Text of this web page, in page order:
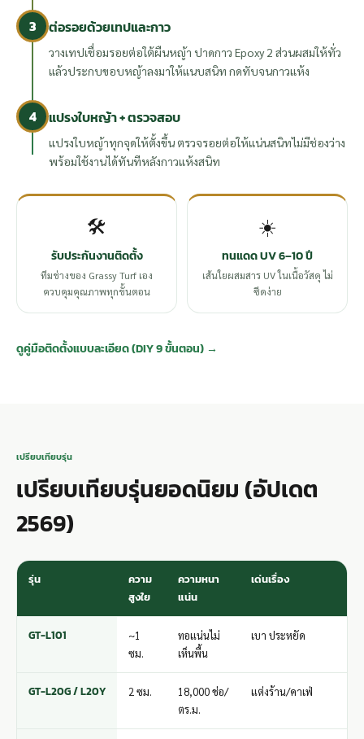
3 ต่อรอยด้วยเทปและกาว
วางเทปเชื่อมรอยต่อใต้ผืนหญ้า ปาดกาว Epoxy 2 ส่วนผสมให้ทั่ว
แล้วประกบขอบหญ้าลงมาให้แนบสนิท กดทับจนกาวแห้ง
4 แปรงใบหญ้า + ตรวจสอบ
แปรงใบหญ้าทุกจุดให้ตั้งขึ้น ตรวจรอยต่อให้แน่นสนิทไม่มีช่องว่าง
พร้อมใช้งานได้ทันทีหลังกาวแห้งสนิท
🛠️
รับประกันงานติดตั้ง
ทีมช่างของ Grassy Turf เอง
ควบคุมคุณภาพทุกขั้นตอน
☀️
ทนแดด UV 6–10 ปี
เส้นใยผสมสาร UV ในเนื้อวัสดุ ไม่
ซีดง่าย
ดูคู่มือติดตั้งแบบละเอียด (DIY 9 ขั้นตอน) →
เปรียบเทียบรุ่น
เปรียบเทียบรุ่นยอดนิยม (อัปเดต
2569)
รุ่น
ความ
สูงใย
ความหนา
แน่น
เด่นเรื่อง
GT-L101
~1
ซม.
ทอแน่นไม่
เห็นพื้น
เบา ประหยัด
GT-L20G / L20Y 2 ซม.
18,000 ช่อ/
ตร.ม.
แต่งร้าน/คาเฟ่